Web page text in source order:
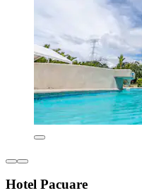
Hotel Pacuare